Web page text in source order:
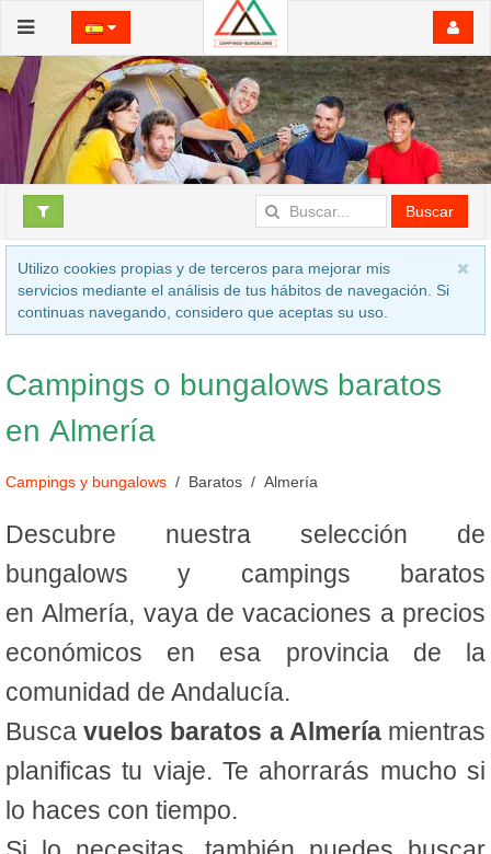
Buscar
Utilizo cookies propias y de terceros para mejorar mis
servicios mediante el análisis de tus hábitos de navegación. Si
continuas navegando, considero que aceptas su uso.
Campings o bungalows baratos
en Almería
Campings y bungalows Baratos Almería
Descubre nuestra selección de
bungalows y campings baratos
en Almería, vaya de vacaciones a precios
económicos en esa provincia de la
comunidad de Andalucía.
Buscavuelos baratos a Almeríamientras
planificas tu viaje. Te ahorrarás mucho si
lo haces con tiempo.